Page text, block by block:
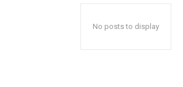
No posts to display